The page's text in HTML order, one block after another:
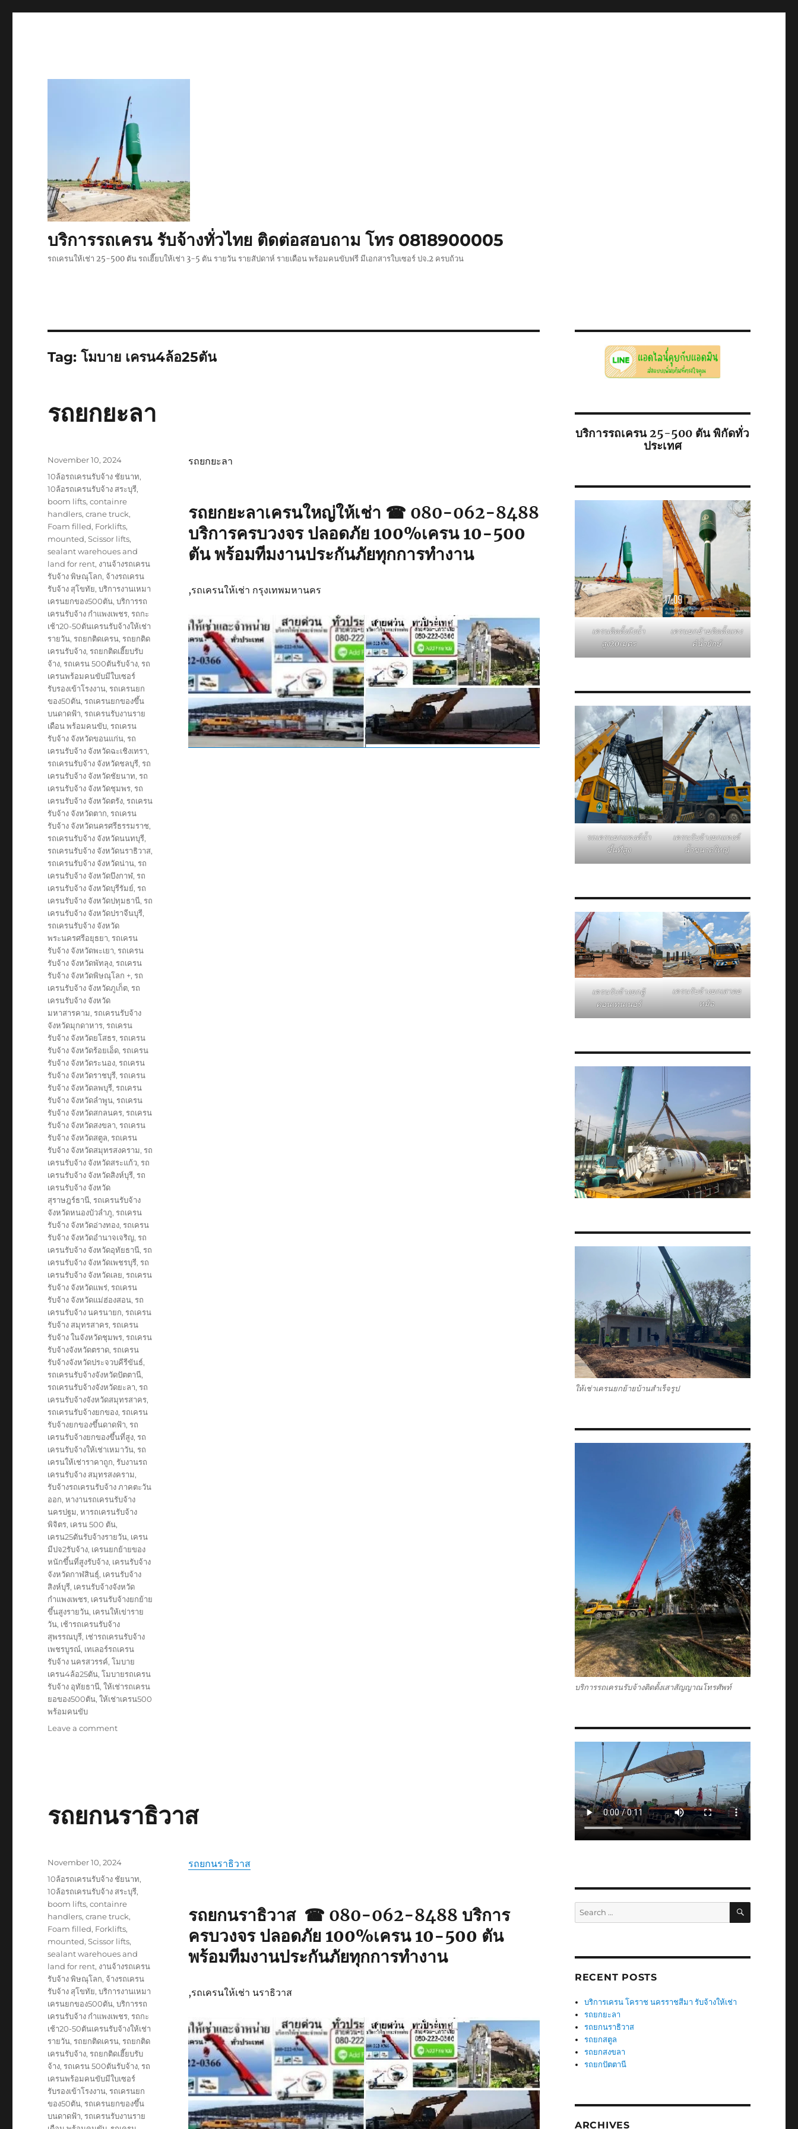
บริการรถเครน รับจ้างทั่วไทย ติดต่อสอบถาม โทร 0818900005
รถเครนให้เช่า 25-500 ตัน รถเฮี๊ยบให้เช่า 3-5 ตัน รายวัน รายสัปดาห์ รายเดือน พร้อมคนขับฟรี มีเอกสารใบเซอร์ ปจ.2 ครบถ้วน
Tag:โมบาย เครน4ล้อ25ตัน
รถยกยะลา
รถยกยะลา
รถยกยะลาเครนใหญ่ให้เช่า ☎ 080-062-8488
บริการครบวงจร ปลอดภัย 100%เครน 10-500
ตัน พร้อมทีมงานประกันภัยทุกการทำงาน
,รถเครนให้เช่า กรุงเทพมหานคร
Posted
November 10, 2024
Tags
10ล้อรถเครนรับจ้าง ชัยนาท,
10ล้อรถเครนรับจ้าง สระบุรี,
boom lifts,containre
handlers,crane truck,
Foam filled, Forklifts,
mounted,Scissor lifts,
sealant warehoues and
land for rent, งานจ้างรถเครน
รับจ้าง พิษณุโลก, จ้างรถเครน
รับจ้าง สุโขทัย,บริการงานเหมา
เครนยกของ500ตัน,บริการรถ
เครนรับจ้าง กำแพงเพชร,รถกะ
เช้า20-50ตันเครนรับจ้างให้เช่า
รายวัน,รถยกติดเครน,รถยกติด
เครนรับจ้าง,รถยกติดเฮี๊ยบรับ
จ้าง,รถเครน 500ตันรับจ้าง,รถ
เครนพร้อมคนขับมีใบเซอร์
รับรองเข้าโรงงาน,รถเครนยก
ของ50ตัน,รถเครนยกของขึ้น
บนดาดฟ้า,รถเครนรับงานราย
เดือน พร้อมคนขับ,รถเครน
รับจ้าง จังหวัดขอนแก่น,รถ
เครนรับจ้าง จังหวัดฉะเชิงเทรา,
รถเครนรับจ้าง จังหวัดชลบุรี,รถ
เครนรับจ้าง จังหวัดชัยนาท,รถ
เครนรับจ้าง จังหวัดชุมพร,รถ
เครนรับจ้าง จังหวัดตรัง,รถเครน
รับจ้าง จังหวัดตาก,รถเครน
รับจ้าง จังหวัดนครศรีธรรมราช,
รถเครนรับจ้าง จังหวัดนนทบุรี,
รถเครนรับจ้าง จังหวัดนราธิวาส,
รถเครนรับจ้าง จังหวัดน่าน,รถ
เครนรับจ้าง จังหวัดบึงกาฬ,รถ
เครนรับจ้าง จังหวัดบุรีรัมย์,รถ
เครนรับจ้าง จังหวัดปทุมธานี,รถ
เครนรับจ้าง จังหวัดปราจีนบุรี,
รถเครนรับจ้าง จังหวัด
พระนครศรีอยุธยา,รถเครน
รับจ้าง จังหวัดพะเยา,รถเครน
รับจ้าง จังหวัดพัทลุง,รถเครน
รับจ้าง จังหวัดพิษณุโลก +,รถ
เครนรับจ้าง จังหวัดภูเก็ต,รถ
เครนรับจ้าง จังหวัด
มหาสารคาม,รถเครนรับจ้าง
จังหวัดมุกดาหาร,รถเครน
รับจ้าง จังหวัดยโสธร,รถเครน
รับจ้าง จังหวัดร้อยเอ็ด,รถเครน
รับจ้าง จังหวัดระนอง,รถเครน
รับจ้าง จังหวัดราชบุรี,รถเครน
รับจ้าง จังหวัดลพบุรี,รถเครน
รับจ้าง จังหวัดลำพูน,รถเครน
รับจ้าง จังหวัดสกลนคร,รถเครน
รับจ้าง จังหวัดสงขลา,รถเครน
รับจ้าง จังหวัดสตูล,รถเครน
รับจ้าง จังหวัดสมุทรสงคราม,รถ
เครนรับจ้าง จังหวัดสระแก้ว,รถ
เครนรับจ้าง จังหวัดสิงห์บุรี,รถ
เครนรับจ้าง จังหวัด
สุราษฎร์ธานี,รถเครนรับจ้าง
จังหวัดหนองบัวลำภู,รถเครน
รับจ้าง จังหวัดอ่างทอง,รถเครน
รับจ้าง จังหวัดอำนาจเจริญ,รถ
เครนรับจ้าง จังหวัดอุทัยธานี,รถ
เครนรับจ้าง จังหวัดเพชรบุรี,รถ
เครนรับจ้าง จังหวัดเลย,รถเครน
รับจ้าง จังหวัดแพร่,รถเครน
รับจ้าง จังหวัดแม่ฮ่องสอน,รถ
เครนรับจ้าง นครนายก,รถเครน
รับจ้าง สมุทรสาคร,รถเครน
รับจ้าง ในจังหวัดชุมพร,รถเครน
รับจ้างจังหวัดตราด,รถเครน
รับจ้างจังหวัดประจวบคีรีขันธ์,
รถเครนรับจ้างจังหวัดปัตตานี,
รถเครนรับจ้างจังหวัดยะลา,รถ
เครนรับจ้างจังหวัดสมุทรสาคร,
รถเครนรับจ้างยกของ,รถเครน
รับจ้างยกของขึ้นดาดฟ้า,รถ
เครนรับจ้างยกของขึ้นที่สูง,รถ
เครนรับจ้างให้เช่าเหมาวัน,รถ
เครนให้เช่าราคาถูก,รับงานรถ
เครนรับจ้าง สมุทรสงคราม,
รับจ้างรถเครนรับจ้าง ภาคตะวัน
ออก,หางานรถเครนรับจ้าง
นครปฐม,หารถเครนรับจ้าง
พิจิตร, เครน 500 ตัน,
เครน25ตันรับจ้างรายวัน, เครน
มีปจ2รับจ้าง, เครนยกย้ายของ
หนักขึ้นที่สูงรับจ้าง, เครนรับจ้าง
จังหวัดกาฬสินธุ์, เครนรับจ้าง
สิงห์บุรี, เครนรับจ้างจังหวัด
กำแพงเพชร, เครนรับจ้างยกย้าย
ขึ้นสูงรายวัน, เครนให้เข่าราย
วัน, เช้ารถเครนรับจ้าง
สุพรรณบุรี, เช่ารถเครนรับจ้าง
เพชรบูรณ์, เทเลอร์รถเครน
รับจ้าง นครสวรรค์,โมบาย
เครน4ล้อ25ตัน,โมบายรถเครน
รับจ้าง อุทัยธานี,ให้เช่ารถเครน
ยอของ500ตัน,ให้เช่าเครน500
พร้อมคนขับ
Leave a commenton
รถยกนราธิวาส
รถยกนราธิวาส
รถยกนราธิวาส ☎ 080-062-8488 บริการ
ครบวงจร ปลอดภัย 100%เครน 10-500 ตัน
พร้อมทีมงานประกันภัยทุกการทำงาน
,รถเครนให้เช่า นราธิวาส
Posted
November 10, 2024
Tags
10ล้อรถเครนรับจ้าง ชัยนาท,
10ล้อรถเครนรับจ้าง สระบุรี,
boom lifts,containre
handlers,crane truck,
Foam filled, Forklifts,
mounted,Scissor lifts,
sealant warehoues and
land for rent, งานจ้างรถเครน
รับจ้าง พิษณุโลก, จ้างรถเครน
รับจ้าง สุโขทัย,บริการงานเหมา
เครนยกของ500ตัน,บริการรถ
เครนรับจ้าง กำแพงเพชร,รถกะ
เช้า20-50ตันเครนรับจ้างให้เช่า
รายวัน,รถยกติดเครน,รถยกติด
เครนรับจ้าง,รถยกติดเฮี๊ยบรับ
จ้าง,รถเครน 500ตันรับจ้าง,รถ
เครนพร้อมคนขับมีใบเซอร์
รับรองเข้าโรงงาน,รถเครนยก
ของ50ตัน,รถเครนยกของขึ้น
บนดาดฟ้า,รถเครนรับงานราย
บริการรถเครน 25-500 ตัน พิกัดทั่ว
ประเทศ
เครนติดตั้งถังน้ำ
สูง20เมตร
เครนยกย้ายติดตั้งแทง
ค์น้ำยักษ์
รถเครนยกแทงค์น้ำ
ขึ้นที่สูง
เครนรับจ้างยกแทงค์
น้ำขนาดใหญ่
เครนรับจ้างยกตู้
คอนเทนเนอร์
เครนรับจ้างยกเสาตอ
หม้อ
ให้เช่าเครนยกย้ายบ้านสำเร็จรูป
บริการรถเครนรับจ้างติดตั้งเสาสัญญาณโทรศัพท์
Search
for:
SEARCH
RECENT POSTS
บริการเครน โคราช นครราชสีมา รับจ้างให้เช่า
รถยกยะลา
รถยกนราธิวาส
รถยกสตูล
รถยกสงขลา
รถยกปัตตานี
ARCHIVES